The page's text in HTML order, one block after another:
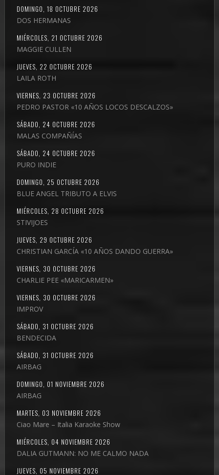
DOMINGO, 18 OCTUBRE 2026
DOS HERMANAS
MIÉRCOLES, 21 OCTUBRE 2026
MAGGIE CULLEN
JUEVES, 22 OCTUBRE 2026
LAILA ROTH
VIERNES, 23 OCTUBRE 2026
PEDRO PASTOR «10 AÑOS LOCOS DESCALZOS»
SÁBADO, 24 OCTUBRE 2026
MALAS COMPAÑÍAS
SÁBADO, 24 OCTUBRE 2026
PURO INDIE
DOMINGO, 25 OCTUBRE 2026
BLUE ANGEL TRIBUTO A ELVIS
MIÉRCOLES, 28 OCTUBRE 2026
STIVIJOES
JUEVES, 29 OCTUBRE 2026
CHRISTIAN GARCÍA «10 AÑOS DANDO GUERRA»
VIERNES, 30 OCTUBRE 2026
CHARLIE PEE «MARICARMEN»
VIERNES, 30 OCTUBRE 2026
IMPROV
SÁBADO, 31 OCTUBRE 2026
BENDECIDA
SÁBADO, 31 OCTUBRE 2026
AIRBAG
DOMINGO, 01 NOVIEMBRE 2026
AIRBAG
MARTES, 03 NOVIEMBRE 2026
Ciao Mare – Italia Karaoke Show
MIÉRCOLES, 04 NOVIEMBRE 2026
DALIA GUTMANN: NO ME CALMO NADA
JUEVES, 05 NOVIEMBRE 2026